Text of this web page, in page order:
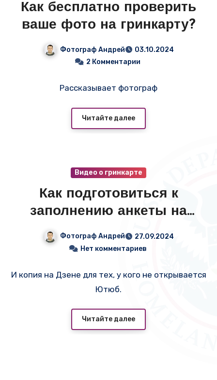
Как бесплатно проверить
ваше фото на гринкарту?
Фотограф Андрей
03.10.2024
2 Комментарии
Рассказывает фотограф
Читайте далее
Видео о гринкарте
Как подготовиться к
заполнению анкеты на
гринкарту в 2024 году?
Фотограф Андрей
27.09.2024
Нет комментариев
И копия на Дзене для тех, у кого не открывается
Ютюб.
Читайте далее